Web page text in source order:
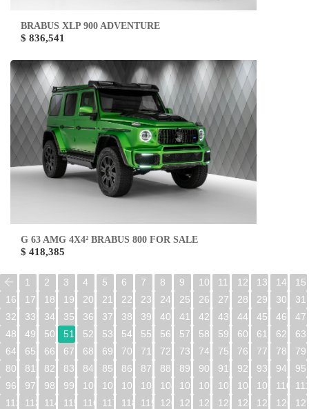
BRABUS XLP 900 ADVENTURE
$ 836,541
G 63 AMG 4X4² BRABUS 800 FOR SALE
$ 418,385
1 2 3 4 5 6 7 8 9 10 11 12 13 14
15
16
17 18 19 20 21 22 23 24 25 26 27 28 29 30
31
32
33 34 35 36 37 38 39 40 41 42 43 44 45 46
47
48
49 50 51 52 53 54 55 56 57 58 59 60 61 62
63
64
65 66 67 68 69 70 71 72 73 74 75 76 77 78
79
80
81 82 83 84 85 86 87 88 89 90 91 92 93 94
95
96
97 98 99 100 101 102 103 104 105 106 107 108 109 110
112
113 114 115 116 117 118 119 120 121 122 123 124 125 126